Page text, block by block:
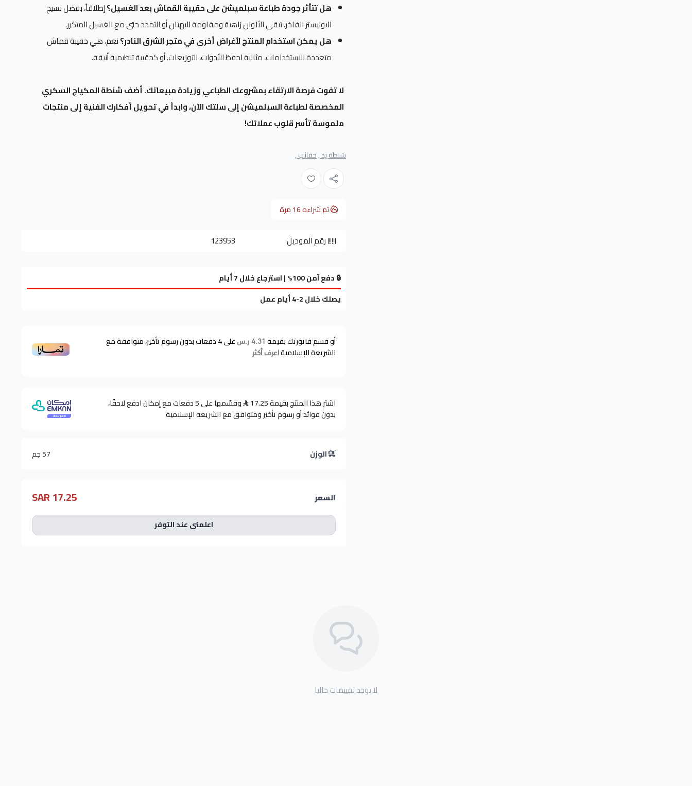
هل تتأثر جودة طباعة سبلميشن على حقيبة القماش بعد الغسيل؟إطلاقاً، بفضل نسيج
البوليستر الفاخر، تبقى الألوان زاهية ومقاومة للبهتان أو التمدد حتى مع الغسيل المتكرر.
هل يمكن استخدام المنتج لأغراض أخرى في متجر الشرق النادر؟نعم، هي حقيبة قماش
متعددة الاستخدامات، مثالية لحفظ الأدوات، التوزيعات، أو كحقيبة تنظيمية أنيقة.
لا تفوت فرصة الارتقاء بمشروعك الطباعي وزيادة مبيعاتك. أضف شنطة المكياج السكري
المخصصة لطباعة السبلميشن إلى سلتك الآن، وابدأ في تحويل أفكارك الفنية إلى منتجات
ملموسة تأسر قلوب عملائك!
شنطة يد ,حقائب ,
تم شراءه16مرة
رقم الموديل 123953
🔒 دفع آمن 100% | استرجاع خلال 7 أيام
يصلك خلال 2-4 أيام عمل
أو قسم فاتورتك بقيمة 4.31 ر.س على4دفعات بدون رسوم تأخير، متوافقة مع
الشريعة الإسلاميةاعرف أكثر
اشترِ هذا المنتج بقيمة 17.25
وقسّمها على 5 دفعات مع إمكان ادفع لاحقًا،
بدون فوائد أو رسوم تأخير ومتوافق مع الشريعة الإسلامية
الوزن 57 جم
السعر 17.25 SAR
اعلمني عند التوفر
لا توجد تقييمات حاليا